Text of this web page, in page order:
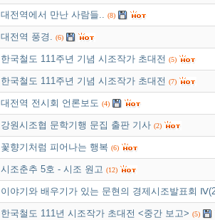
대전역에서 만난 사람들.. (8)
대전역 풍경. (6)
한국철도 111주년 기념 시조작가 초대전 (5)
한국철도 111주년 기념 시조작가 초대전 (7)
대전역 전시회 언론보도 (4)
강원시조협 문학기행 문집 출판 기사 (2)
꽃향기처럼 피어나는 행복 (6)
시조춘추 5호 - 시조 원고 (12)
이야기와 배우기가 있는 문현의 경제시조발표회
한국철도 111년 시조작가 초대전 <중간 보고> (5)